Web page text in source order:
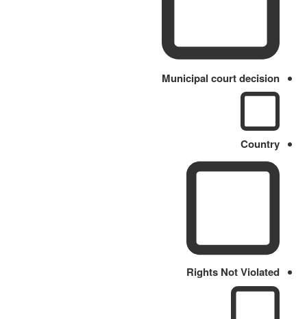
Municipal court decision
Country
Rights Not Violated